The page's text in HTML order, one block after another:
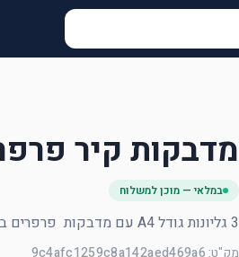
מדבקות קיר
במלאי — מוכן למשלוח
3 גליונות גודל A4 עם מדבקות  פרפרים בכל מני צבעים
מק"ט:
9c4afc1259c8a142aed469a6